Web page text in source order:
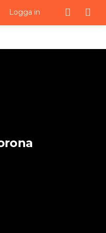
Logga in